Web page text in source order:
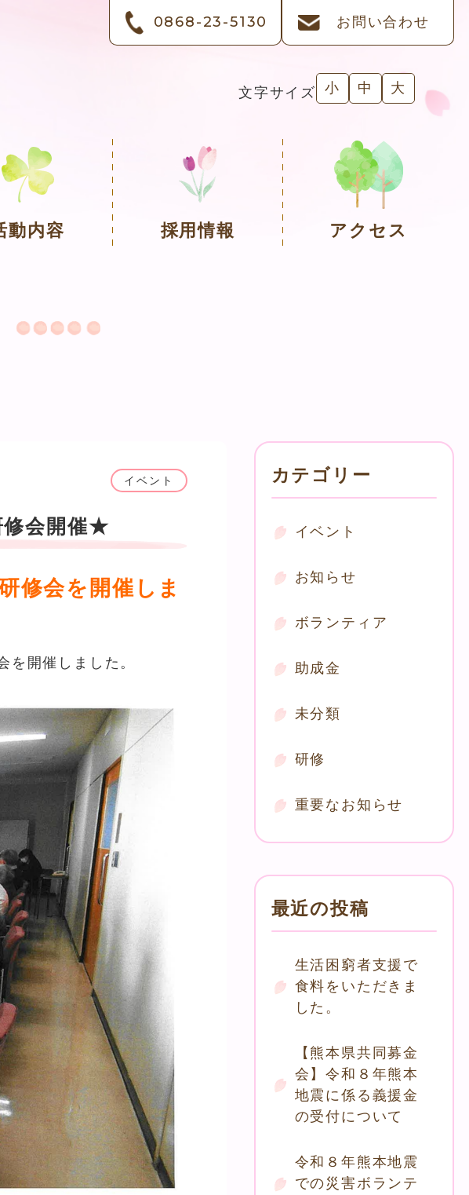
0868-23-5130 お問い合わせ
文字サイズ 小 中 大
動内容 採用情報 アクセス
イベント
修会開催★
修会を開催しま
開催しました。
カテゴリー
イベント
お知らせ
ボランティア
助成金
未分類
研修
重要なお知らせ
最近の投稿
生活困窮者支援で
食料をいただきま
した。
【熊本県共同募金
会】令和８年熊本
地震に係る義援金
の受付について
令和８年熊本地震
での災害ボランテ